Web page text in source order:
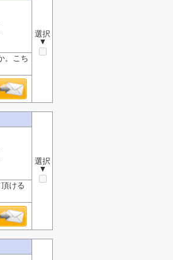
選択
▼
。こち
選択
▼
ける